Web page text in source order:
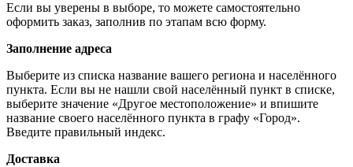
Если вы уверены в выборе, то можете самостоятельно
оформить заказ, заполнив по этапам всю форму.
Заполнение адреса
Выберите из списка название вашего региона и населённого
пункта. Если вы не нашли свой населённый пункт в списке,
выберите значение «Другое местоположение» и впишите
название своего населённого пункта в графу «Город».
Введите правильный индекс.
Доставка